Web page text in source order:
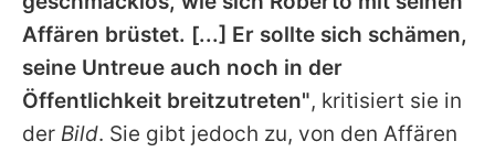
Affären brüstet. [...] Er sollte sich schämen,
seine Untreue auch noch in der
Öffentlichkeit breitzutreten", kritisiert sie in
der Bild. Sie gibt jedoch zu, von den Affären